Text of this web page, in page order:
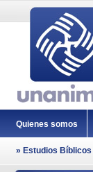
Quienes somos
» Estudios Bíblicos